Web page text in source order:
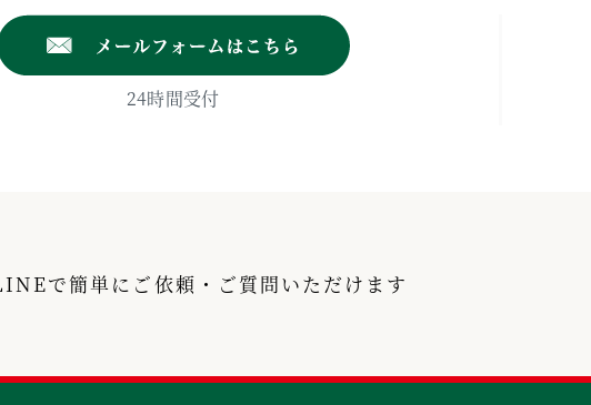
24時間受付
で簡単にご依頼・ご質問いただけます